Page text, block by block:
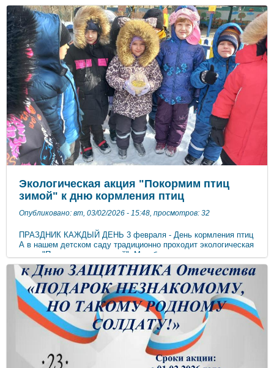
снежным убранством кустов, деревьев, любуются красотой
зимнего неба с необыкновенными облаками. Дети много
двигаются, учатся преодолевать различные препятствия,
становятся более подвижными, ловкими, смелыми,
выносливыми. У них вырабатываются двигательные умения и
навыки, укрепляется мышечная система, повышается
жизненный тонус. Зимняя прогулка способствует
умственному развитию, так как дети получают много новых
впечатлений и знаний об окружающем мире. .
Экологическая акция "Покормим птиц
зимой" к дню кормления птиц
Опубликовано: вт, 03/02/2026 - 15:48, просмотров: 32
ПРАЗДНИК КАЖДЫЙ ДЕНЬ 3 февраля - День кормления птиц
А в нашем детском саду традиционно проходит экологическая
акция "Покормим птиц зимой". Мы обновляем кормушки,
наполняем их семенами и ягодами, чтобы помочь нашим
пернатым друзьям пережить холодное время года.
Присоединяйтесь к нашей инициативе и вместе с детьми
ухаживайте за птицами в зимний период! ***